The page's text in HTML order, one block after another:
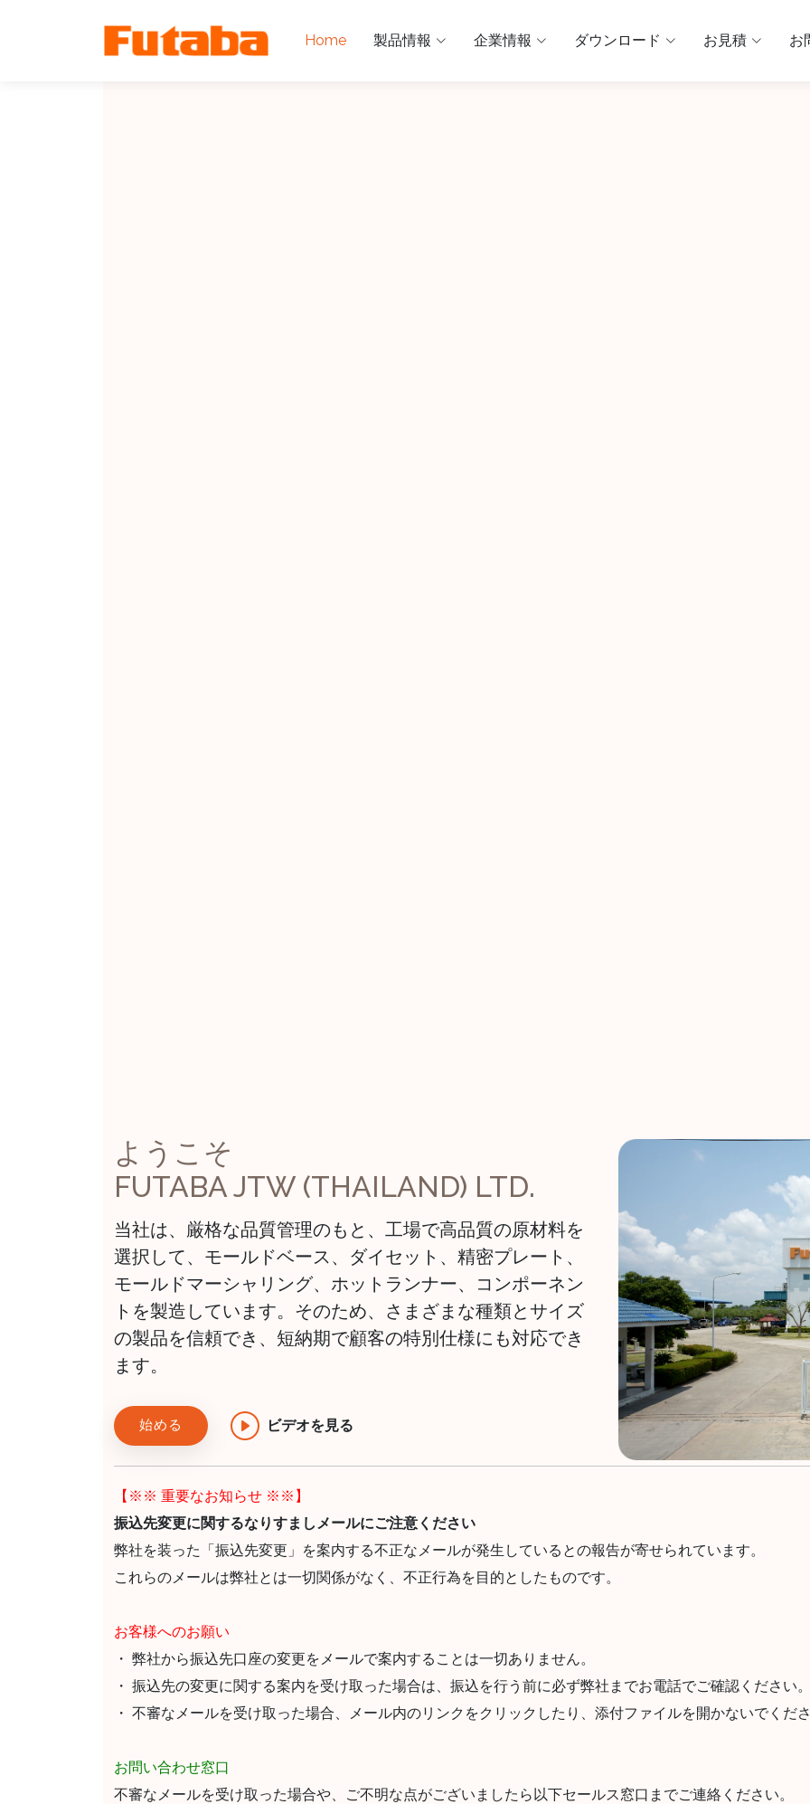
Home 製品情報 企業情報 ダウンロード お見積 お
ようこそ
FUTABA JTW (THAILAND) LTD.
当社は、厳格な品質管理のもと、工場で高品質の原材料を
選択して、モールドベース、ダイセット、精密プレート、
モールドマーシャリング、ホットランナー、コンポーネン
トを製造しています。そのため、さまざまな種類とサイズ
の製品を信頼でき、短納期で顧客の特別仕様にも対応でき
ます。
始める ビデオを見る
【※※ 重要なお知らせ ※※】
振込先変更に関するなりすましメールにご注意ください
弊社を装った「振込先変更」を案内する不正なメールが発生しているとの報告が寄せられています。
これらのメールは弊社とは一切関係がなく、不正行為を目的としたものです。
お客様へのお願い
・ 弊社から振込先口座の変更をメールで案内することは一切ありません。
・ 振込先の変更に関する案内を受け取った場合は、振込を行う前に必ず弊社までお電話でご確認ください
・ 不審なメールを受け取った場合、メール内のリンクをクリックしたり、添付ファイルを開かないでくだ
お問い合わせ窓口
不審なメールを受け取った場合や、ご不明な点がございましたら以下セールス窓口までご連絡ください。